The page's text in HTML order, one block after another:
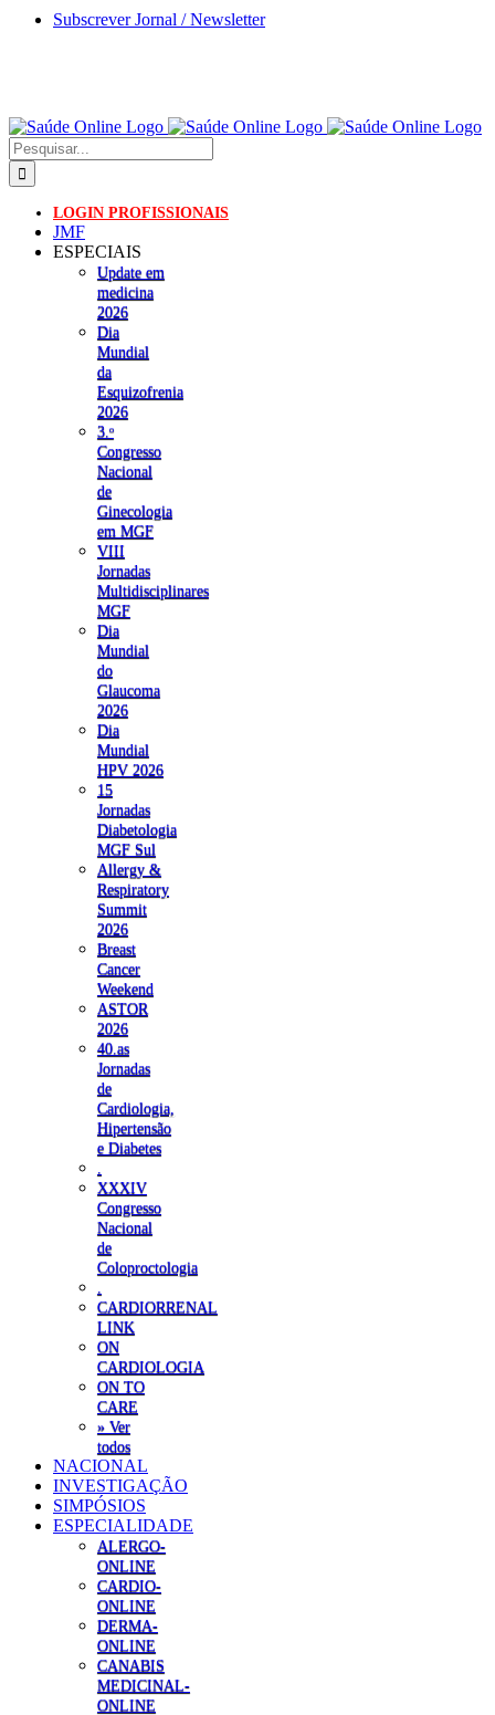
Skip
Subscrever Jornal / Newsletter
Pesquisar
LOGIN PROFISSIONAIS
JMF
ESPECIAIS
Update em
medicina
2026
Dia
Mundial
da
Esquizofrenia
2026
3.ᵒ
Congresso
Nacional
de
Ginecologia
em MGF
VIII
Jornadas
Multidisciplinares
MGF
Dia
Mundial
do
Glaucoma
2026
Dia
Mundial
HPV 2026
15
Jornadas
Diabetologia
MGF Sul
Allergy &
Respiratory
Summit
2026
Breast
Cancer
Weekend
ASTOR
2026
40.as
Jornadas
de
Cardiologia,
Hipertensão
e Diabetes
XXXIV
Congresso
Nacional
de
Coloproctologia
CARDIORRENAL
LINK
ON
CARDIOLOGIA
ON TO
CARE
» Ver
todos
NACIONAL
INVESTIGAÇÃO
SIMPÓSIOS
ESPECIALIDADE
ALERGO-
ONLINE
CARDIO-
ONLINE
DERMA-
ONLINE
CANABIS
MEDICINAL-
ONLINE